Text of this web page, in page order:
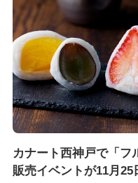
カナート西神戸で「フ
販売イベントが11月25